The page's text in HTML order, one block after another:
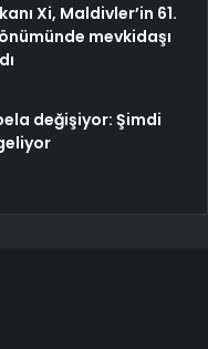
Xi, Maldivler’in 61.
mevkidaşı
değişiyor: Şimdi